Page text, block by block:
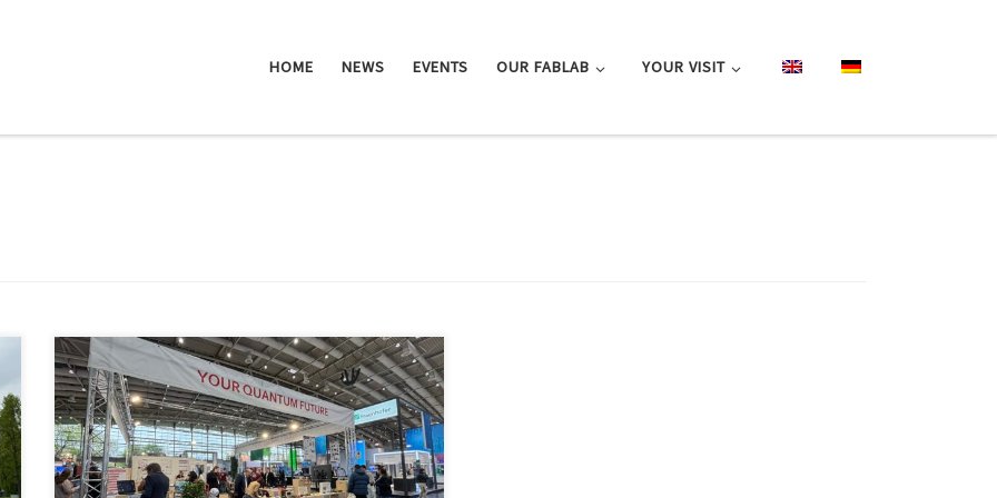
HOME NEWS EVENTS OUR FABLAB YOUR VISIT
Hannover Messe – Tag 4 Pepper begrüßt neue
Besucher auf dem Stand und unsere fleißigen
Mitarbeiter verlieren so langsam ihre Stimmen, weil sie
den ganzen Tag über Quanten reden. Kurz gesagt:
unser Stand entpuppt sich auch an Tag 4 als absoluter